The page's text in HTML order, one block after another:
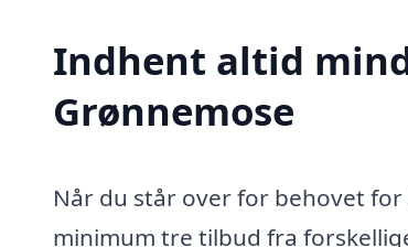
Indhent altid
Grønnemose
Når du står over for behovet
minimum tre tilbud fra